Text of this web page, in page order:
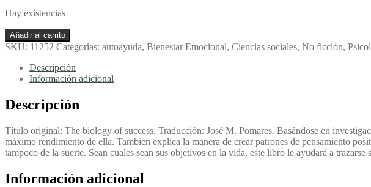
Hay existencias
La
biología
éxito
Robert
cantidad
Añadir al carrito
SKU: 11252 Categorías: autoayuda, Bienestar Emocional, Ciencias sociales, No ficción,
Descripción
Información adicional
Descripción
Título original: The biology of success. Traducción: José M. Pomares. Basándose en
máximo rendimiento de ella. También explica la manera de crear patrones de pensamiento
tampoco de la suerte. Sean cuales sean sus objetivos en la vida, este libro le ayudará a
Información adicional